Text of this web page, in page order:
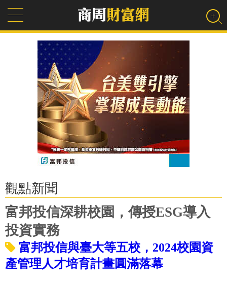
觀點新聞
富邦投信深耕校園，傳授ESG導入
投資實務
富邦投信與臺大等五校，2024校園資
產管理人才培育計畫圓滿落幕